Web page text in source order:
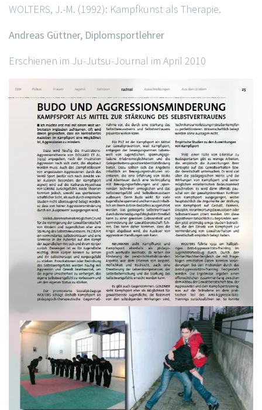
WOLTERS, J.-M. (1992): Kampfkunst als Therapie.
Andreas Güttner, Diplomsportlehrer
Erschienen im Ju-Jutsu-Journal im April 2010